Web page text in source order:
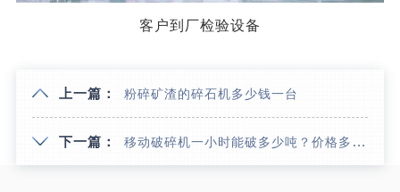
客户到厂检验设备
上一篇： 粉碎矿渣的碎石机多少钱一台
下一篇： 移动破碎机一小时能破多少吨？价格多少钱一台？